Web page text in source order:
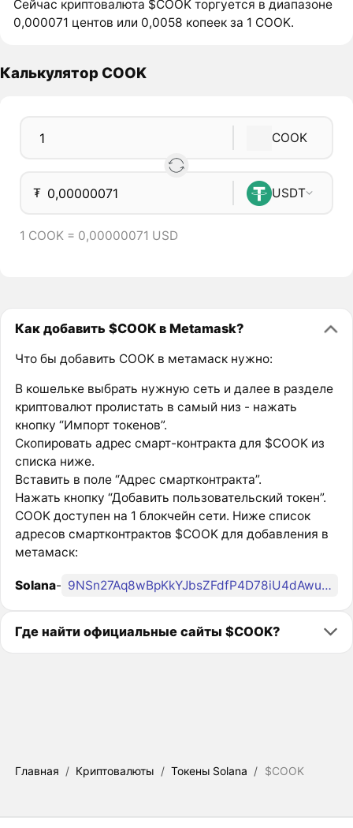
Сейчас криптовалюта $COOK торгуется в диапазоне
0,000071 центов или 0,0058 копеек за 1 COOK.
Калькулятор COOK
COOK
₮ USDT
1 COOK = 0,00000071 USD
Как добавить $COOK в Metamask?
Что бы добавить COOK в метамаск нужно:
В кошельке выбрать нужную сеть и далее в разделе
криптовалют пролистать в самый низ - нажать
кнопку “Импорт токенов”.
Скопировать адрес смарт-контракта для $COOK из
списка ниже.
Вставить в поле “Адрес смартконтракта”.
Нажать кнопку “Добавить пользовательский токен”.
COOK доступен на 1 блокчейн сети. Ниже список
адресов смартконтрактов $COOK для добавления в
метамаск:
Solana- 9NSn27Aq8wBpKkYJbsZFdfP4D78iU4dAwu6H2E5xz5Rn
Где найти официальные сайты $COOK?
Главная / Криптовалюты / Токены Solana / $COOK